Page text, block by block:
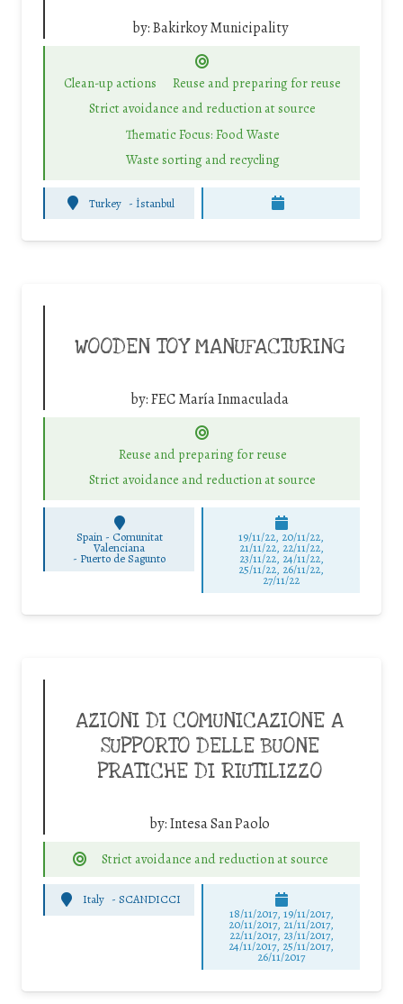
by:Bakirkoy Municipality
Clean-up actions
Reuse and preparing for reuse
Strict avoidance and reduction at source
Thematic Focus: Food Waste
Waste sorting and recycling
Turkey - İstanbul
WOODEN TOY MANUFACTURING
by:FEC María Inmaculada
Reuse and preparing for reuse
Strict avoidance and reduction at source
Spain - Comunitat
Valenciana
- Puerto de Sagunto
19/11/22, 20/11/22,
21/11/22, 22/11/22,
23/11/22, 24/11/22,
25/11/22, 26/11/22,
27/11/22
AZIONI DI COMUNICAZIONE A
SUPPORTO DELLE BUONE
PRATICHE DI RIUTILIZZO
by:Intesa San Paolo
Strict avoidance and reduction at source
Italy - SCANDICCI
18/11/2017, 19/11/2017,
20/11/2017, 21/11/2017,
22/11/2017, 23/11/2017,
24/11/2017, 25/11/2017,
26/11/2017